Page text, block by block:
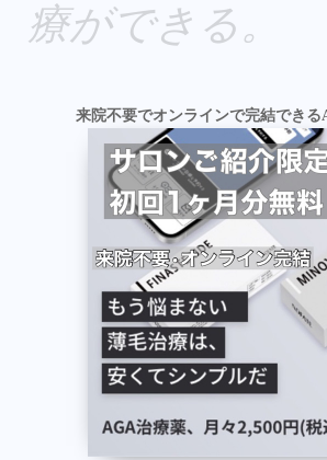
療ができる。
来院不要でオンラインで完結できる